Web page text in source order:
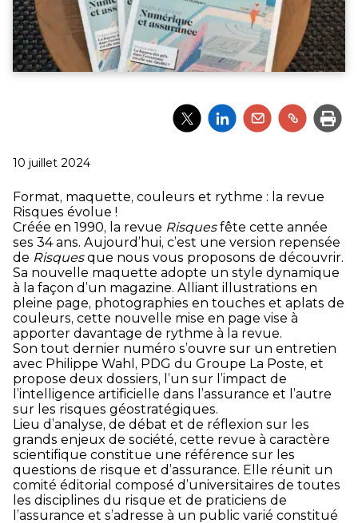
Partager
l'article
Partager
l'article
Partager
l'article
Partager
l'article
Publié
10 juillet 2024
Format, maquette, couleurs et rythme : la revue
Risques évolue !
Créée en 1990, la revue Risquesfête cette année
ses 34 ans. Aujourd’hui, c’est une version repensée
de Risquesque nous vous proposons de découvrir.
Sa nouvelle maquette adopte un style dynamique
à la façon d’un magazine. Alliant illustrations en
pleine page, photographies en touches et aplats de
couleurs, cette nouvelle mise en page vise à
apporter davantage de rythme à la revue.
Son tout dernier numéro s’ouvre sur un entretien
avec Philippe Wahl, PDG du Groupe La Poste, et
propose deux dossiers, l’un sur l’impact de
l’intelligence artificielle dans l’assurance et l’autre
sur les risques géostratégiques.
Lieu d’analyse, de débat et de réflexion sur les
grands enjeux de société, cette revue à caractère
scientifique constitue une référence sur les
questions de risque et d’assurance. Elle réunit un
comité éditorial composé d’universitaires de toutes
les disciplines du risque et de praticiens de
l’assurance et s’adresse à un public varié constitué